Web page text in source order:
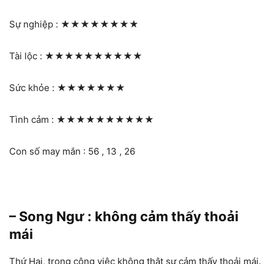
Sự nghiệp : ★★★★★★★★
Tài lộc : ★★★★★★★★★★
Sức khỏe : ★★★★★★★
Tình cảm : ★★★★★★★★★★
Con số may mắn : 56 , 13 , 26
– Song Ngư : không cảm thấy thoải
mái
Thứ Hai, trong công việc không thật sự cảm thấy thoải mái.